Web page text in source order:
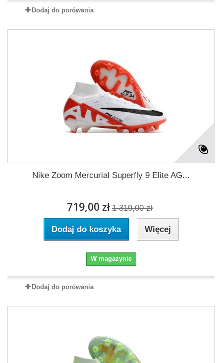
Dodaj do porówania
Nike Zoom Mercurial Superfly 9 Elite AG...
719,00 zł 1 319,00 zł
Dodaj do koszyka Więcej
W magazynie
Dodaj do porówania